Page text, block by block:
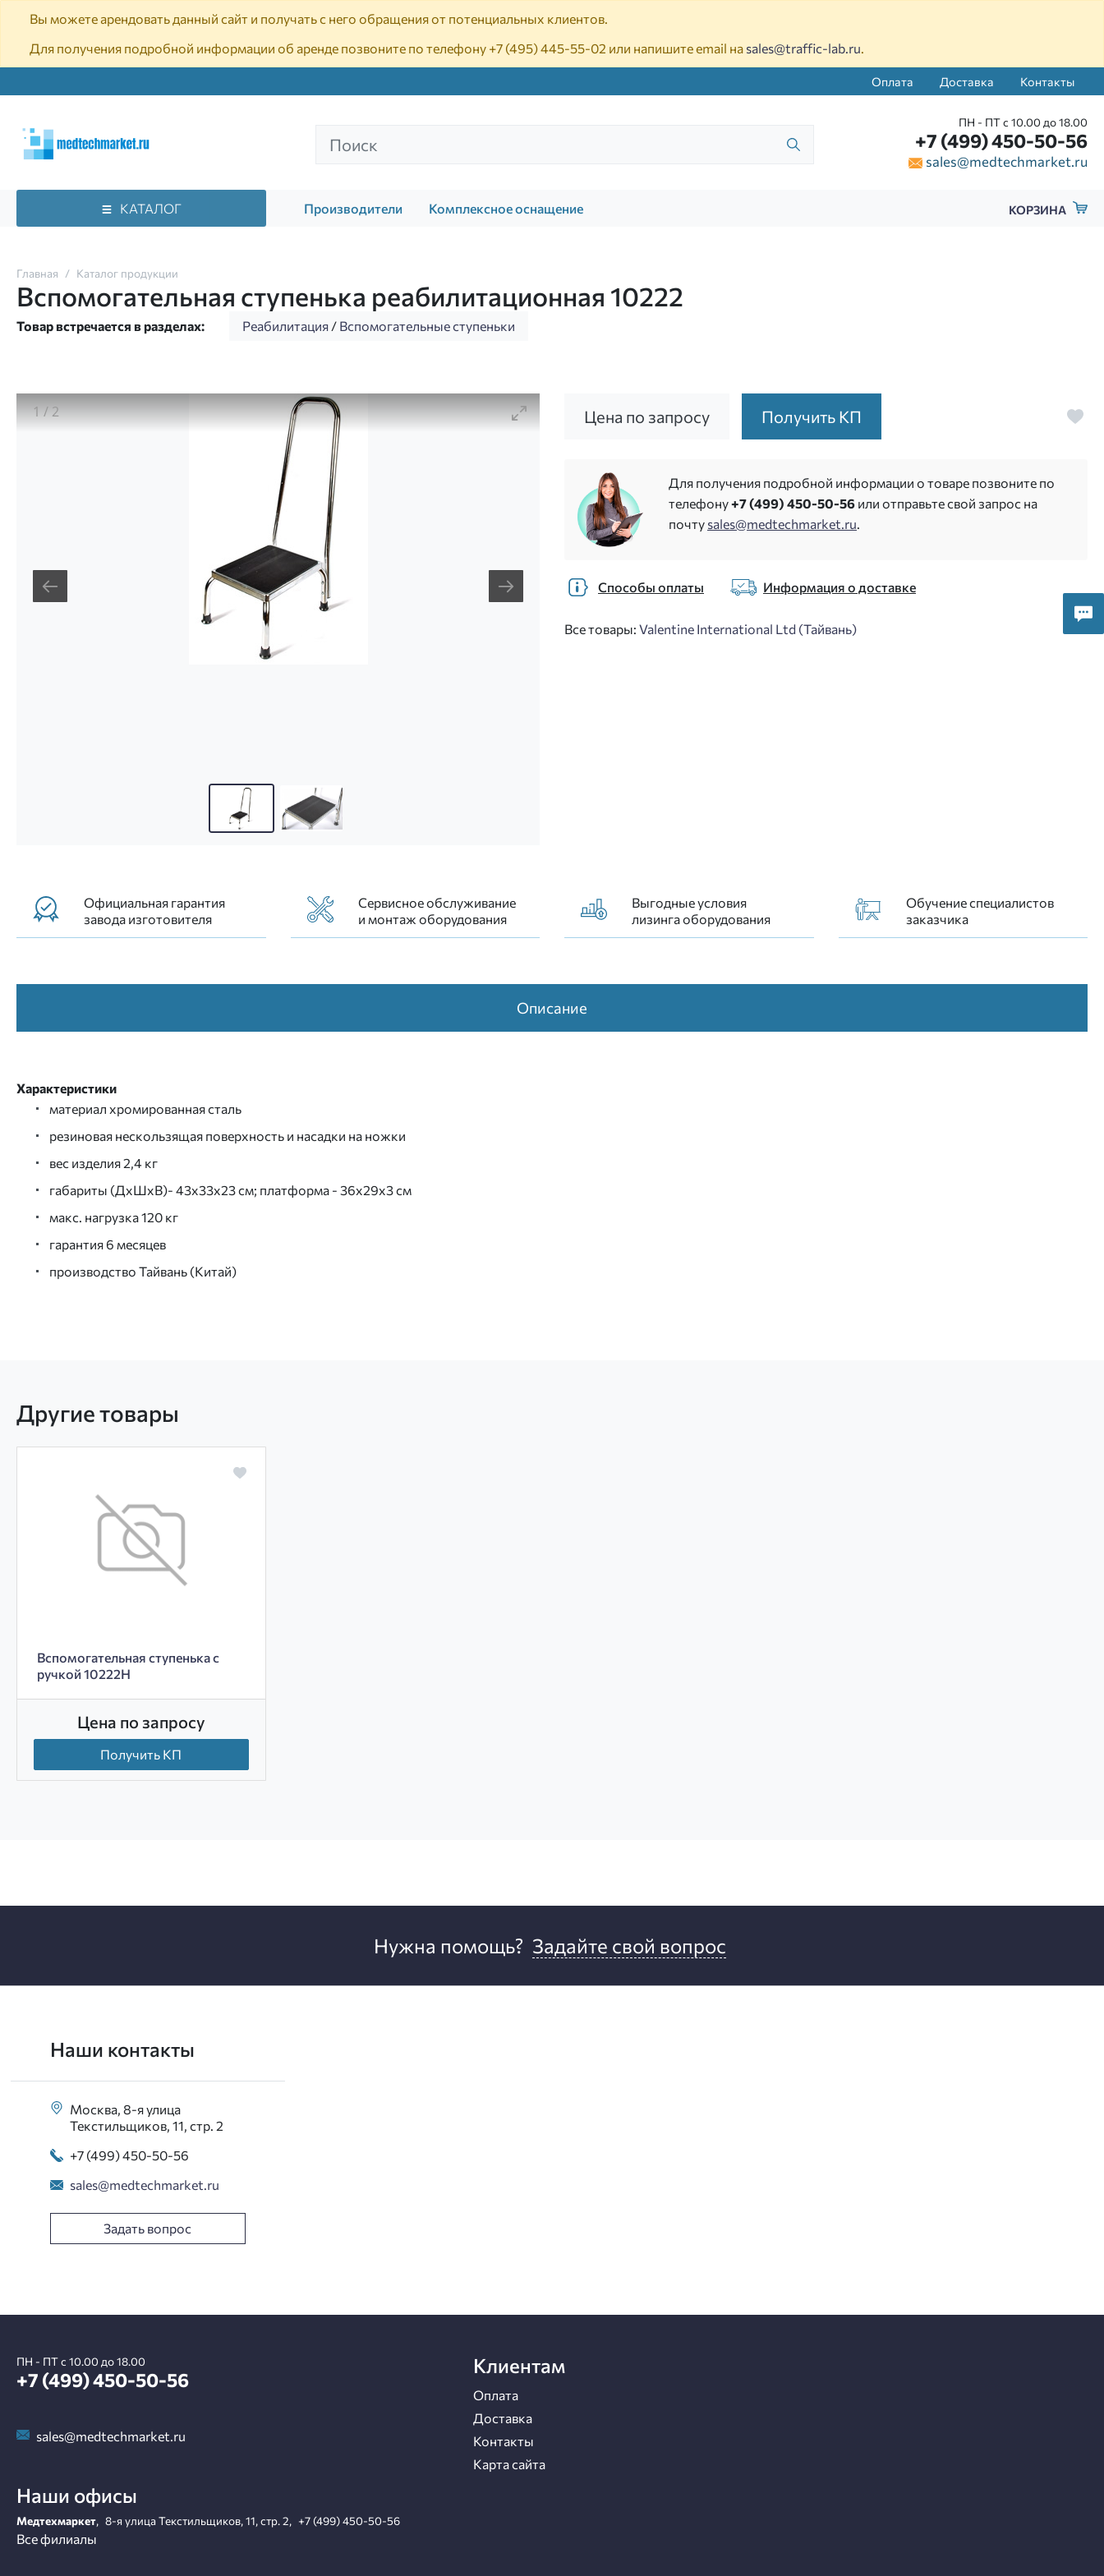
Вы можете арендовать данный сайт и получать с него обращения от потенциальных клиентов.
Для получения подробной информации об аренде позвоните по телефону +7 (495) 445-55-02 или напишите email на sales@traffic-lab.ru.
Оплата Доставка Контакты
ПН - ПТ с 10.00 до 18.00
+7 (499) 450-50-56
sales@medtechmarket.ru
КАТАЛОГ Производители Комплексное оснащение КОРЗИНА
Главная Каталог продукции
Вспомогательная ступенька реабилитационная 10222
Товар встречается в разделах: Реабилитация / Вспомогательные ступеньки
Вспомогательная ступенька реабилитационная 10222
1/2 Цена по запросу Получить КП
Для получения подробной информации о товаре позвоните по
телефону+7 (499) 450-50-56 или отправьте свой запрос на
почту sales@medtechmarket.ru.
Способы оплаты Информация о доставке
Все товары: Valentine International Ltd (Тайвань)
Официальная гарантия
завода изготовителя
Сервисное обслуживание
и монтаж оборудования
Выгодные условия
лизинга оборудования
Обучение специалистов
заказчика
Описание
Характеристики
материал хромированная сталь
резиновая нескользящая поверхность и насадки на ножки
вес изделия 2,4 кг
габариты (ДхШхВ)- 43х33х23 см; платформа - 36х29х3 см
макс. нагрузка 120 кг
гарантия 6 месяцев
производство Тайвань (Китай)
Другие товары
Вспомогательная ступенька с
ручкой 10222H
Цена по запросу
Получить КП
Нужна помощь? Задайте свой вопрос
Наши контакты
Москва, 8-я улица
Текстильщиков, 11, стр. 2
+7 (499) 450-50-56
sales@medtechmarket.ru
Задать вопрос
ПН - ПТ с 10.00 до 18.00
+7 (499) 450-50-56
sales@medtechmarket.ru
Наши офисы
Медтехмаркет, 8-я улица Текстильщиков, 11, стр. 2, +7 (499) 450-50-56
Все филиалы
Клиентам
Оплата
Доставка
Контакты
Карта сайта